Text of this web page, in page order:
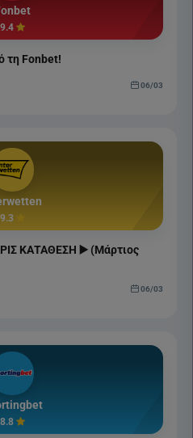
9.4
τη Fonbet!
06/03
9.3
ΚΑΤΑΘΕΣΗ ▶️ (Μάρτιος
06/03
8.8